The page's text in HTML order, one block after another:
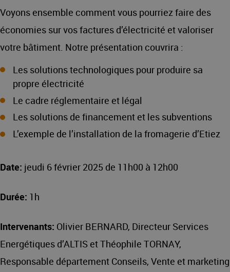
Voyons ensemble comment vous pourriez faire des
économies sur vos factures d’électricité et valoriser
votre bâtiment. Notre présentation couvrira :
Les solutions technologiques pour produire sa
propre électricité
Le cadre réglementaire et légal
Les solutions de financement et les subventions
L’exemple de l’installation de la fromagerie d’Etiez
Date: jeudi 6 février 2025 de 11h00 à 12h00
Durée: 1h
Intervenants: Olivier BERNARD, Directeur Services
Energétiques d’ALTIS et Théophile TORNAY,
Responsable département Conseils, Vente et marketing